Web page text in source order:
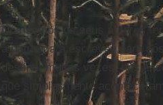
Nós somos os seus autores,
a natureza a escreveu para
destino: muitas vezes, nos
que simplesmente